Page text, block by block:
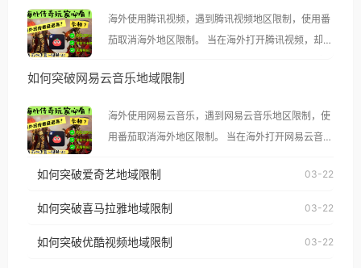
海外使用腾讯视频，遇到腾讯视频地区限制，使用番
茄取消海外地区限制。 当在海外打开腾讯视频，却突
示语。 海外用户如香港、澳门、台湾、美国、加拿
像其他音乐平台一样，出现地区及版权限制问题，且
仅能在中国大陆地区播放。 遇到这个问题的朋友们，
使用番茄回国加速器，即可解决「海外用户收听腾讯
台湾、美国、加拿大、澳大利亚、欧洲等国家和地区
权限制所困扰。
如何突破网易云音乐地域限制
海外使用网易云音乐，遇到网易云音乐地区限制，使
用番茄取消海外地区限制。 当在海外打开网易云音
播放”的提示语。 海外用户如香港、澳门、台湾、美
国、加拿大、澳大利亚、欧洲等国家和地区时，网易
制问题，且仅能在中国大陆地区播放。 遇到这个问题
如何突破爱奇艺地域限制 03-22
如何突破喜马拉雅地域限制 03-22
如何突破优酷视频地域限制 03-22